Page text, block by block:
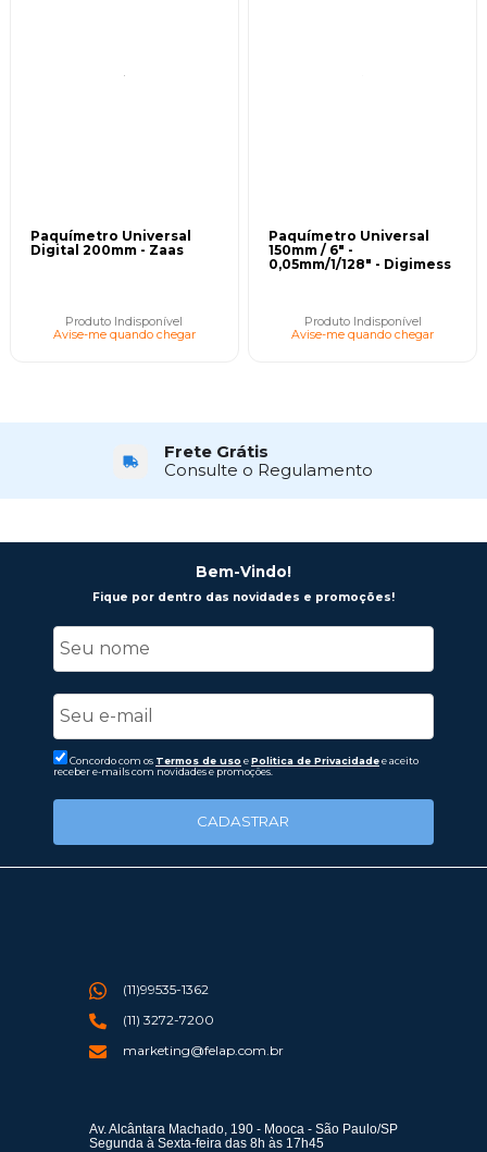
Paquímetro Universal
Digital 200mm - Zaas
Produto Indisponível
Avise-me quando chegar
Paquímetro Universal
150mm / 6" -
0,05mm/1/128" - Digimess
Produto Indisponível
Avise-me quando chegar
Frete Grátis
Consulte o Regulamento
Bem-Vindo!
Fique por dentro das novidades e promoções!
Concordo com os Termos de uso ePolitica de Privacidadee aceito
receber e-mails com novidades e promoções.
CADASTRAR
(11)99535-1362
(11) 3272-7200
marketing@felap.com.br
Av. Alcântara Machado, 190 - Mooca - São Paulo/SP
Segunda à Sexta-feira das 8h às 17h45